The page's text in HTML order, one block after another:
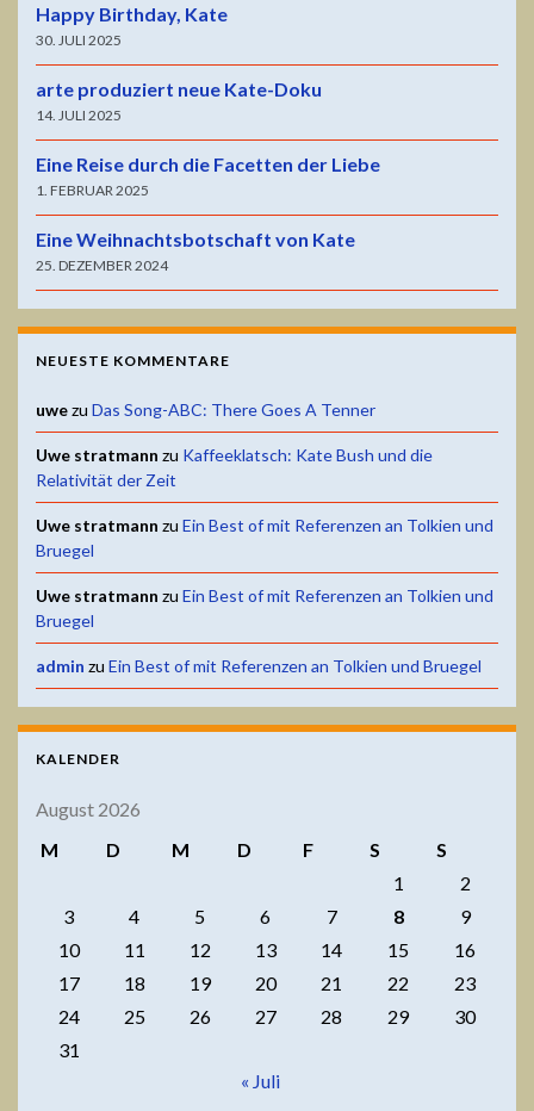
Happy Birthday, Kate
30. JULI 2025
arte produziert neue Kate-Doku
14. JULI 2025
Eine Reise durch die Facetten der Liebe
1. FEBRUAR 2025
Eine Weihnachtsbotschaft von Kate
25. DEZEMBER 2024
NEUESTE KOMMENTARE
uwezu Das Song-ABC: There Goes A Tenner
Uwe stratmann zu Kaffeeklatsch: Kate Bush und die
Relativität der Zeit
Uwe stratmann zu Ein Best of mit Referenzen an Tolkien und
Bruegel
Uwe stratmann zu Ein Best of mit Referenzen an Tolkien und
Bruegel
admin zu Ein Best of mit Referenzen an Tolkien und Bruegel
KALENDER
August 2026
M
D M D F S
S
1
2
3
4 5 6 7 8
9
10
11 12 13 14 15
16
17
18 19 20 21 22
23
24
25 26 27 28 29
30
31
« Juli